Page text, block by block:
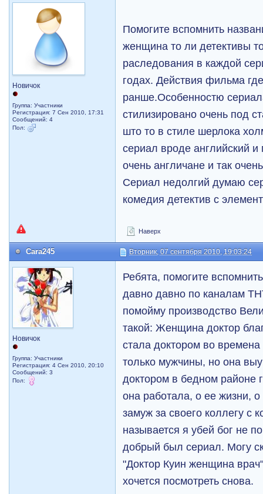
Новичок
Группа: Участники
Регистрация: 7 Сен 2010, 17:31
Сообщений: 4
Пол:
Помогите вспомнить
женщина то ли детективы
раследования в каждой
годах. Действия фильма
ранше.Особенностю
стилизировано очень под
што то в стиле шерлока
сериал вроде английский
очень англичане и так
Сериал недолгий думаю
комедия детектив с
Наверх
Cara245 Вторник, 07 сентября 2010, 19:03:24
Новичок
Группа: Участники
Регистрация: 4 Сен 2010, 20:10
Сообщений: 3
Пол:
Ребята, помогите
давно давно по каналам
помойму производство
такой: Женщина доктор
стала доктором во
только мужчины, но она
доктором в бедном районе
она работала, о ее жизни,
замуж за своего коллегу с
называется я убей бог не
добрый был сериал. Могу
"Доктор Куин женщина
хочется посмотреть снова.